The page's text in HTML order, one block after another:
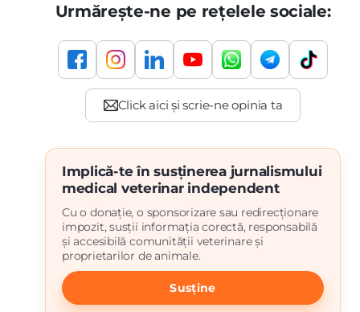
Urmărește-ne pe rețelele sociale:
Implică-te în susținerea jurnalismului
medical veterinar independent
Cu o donație, o sponsorizare sau redirecționare
impozit, susții informația corectă, responsabilă
și accesibilă comunității veterinare și
proprietarilor de animale.
Susține